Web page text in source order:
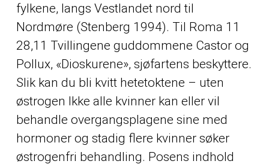
fylkene, langs Vestlandet nord til
Nordmøre (Stenberg 1994). Til Roma 11
28,11 Tvillingene guddommene Castor og
Pollux, «Dioskurene», sjøfartens beskyttere.
Slik kan du bli kvitt hetetoktene – uten
østrogen Ikke alle kvinner kan eller vil
behandle overgangsplagene sine med
hormoner og stadig flere kvinner søker
østrogenfri behandling. Posens indhold